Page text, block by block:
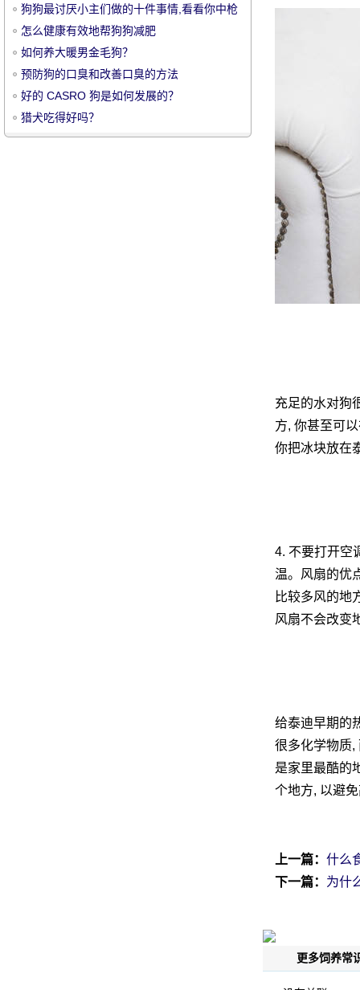
宠
充足的水对狗
方, 你甚至可
你把冰块放在
4. 不要打开空
温。风扇的优
比较多风的地
风扇不会改变
给泰迪早期的
很多化学物质,
是家里最酷的
个地方, 以避
上一篇： 什么
下一篇： 为什
更多饲养常
么？
狗狗最讨厌小主们做的十件事情,看看你中枪
了吗
怎么健康有效地帮狗狗减肥
如何养大暖男金毛狗？
预防狗的口臭和改善口臭的方法
好的 CASRO 狗是如何发展的？
猎犬吃得好吗？